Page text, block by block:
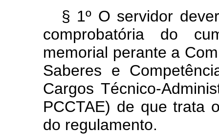
§ 1º O servidor
comprobatória do
memorial perante a
Saberes e
Cargos Técnico-
PCCTAE) de que trata
do regulamento.